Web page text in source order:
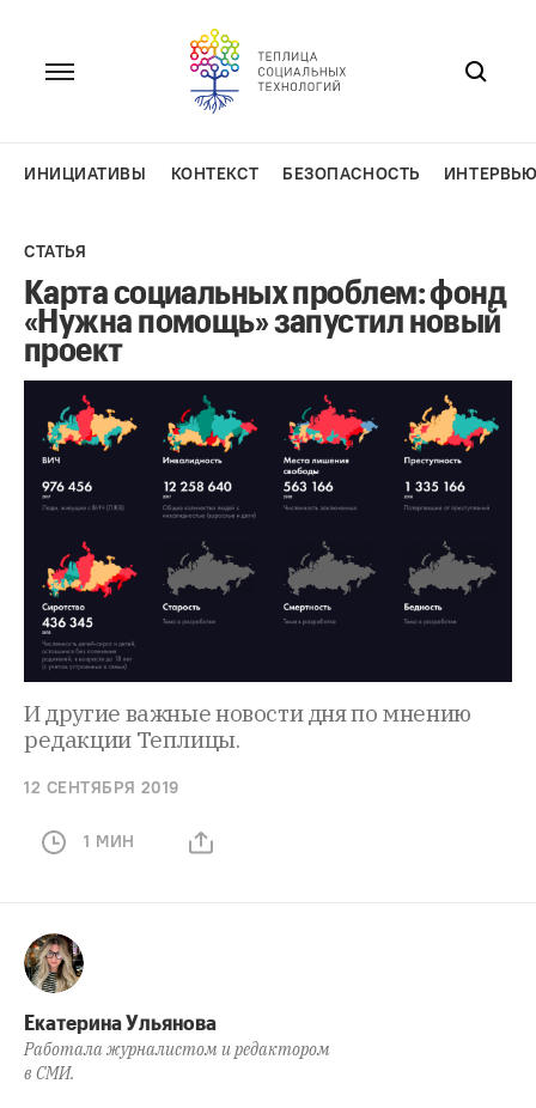
ИНИЦИАТИВЫ КОНТЕКСТ БЕЗОПАСНОСТЬ
СТАТЬЯ
Карта социальных проблем: фонд
«Нужна помощь» запустил новый
проект
И другие важные новости дня по мнению
редакции Теплицы.
12 СЕНТЯБРЯ 2019
1 МИН
Екатерина Ульянова
Работала журналистом и редактором
в СМИ.